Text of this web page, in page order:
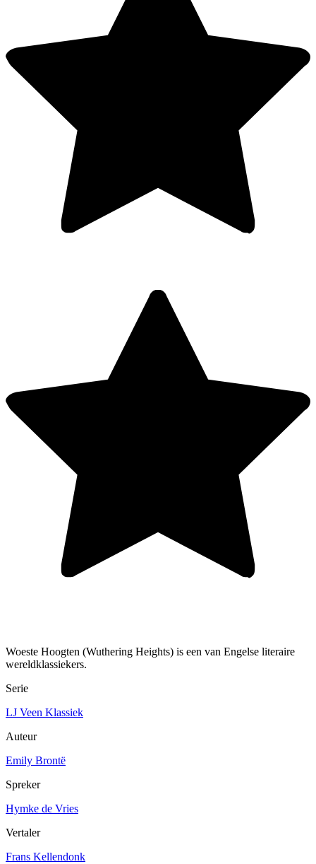
Woeste Hoogten (Wuthering Heights) is een van Engelse literaire
wereldklassiekers.
Serie
LJ Veen Klassiek
Auteur
Emily Brontë
Spreker
Hymke de Vries
Vertaler
Frans Kellendonk